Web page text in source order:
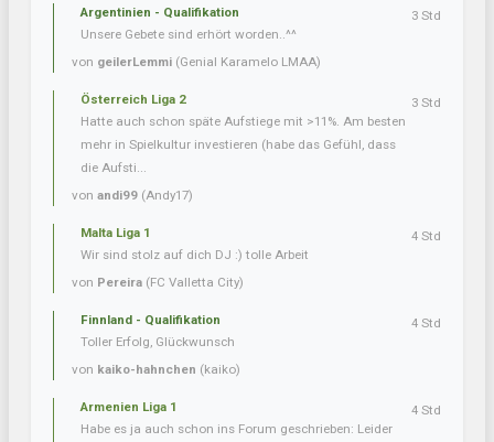
Argentinien - Qualifikation
Unsere Gebete sind erhört worden..^^
von geilerLemmi (Genial Karamelo LMAA)
3 Std
Österreich Liga 2
Hatte auch schon späte Aufstiege mit >11%. Am besten
mehr in Spielkultur investieren (habe das Gefühl, dass
die Aufsti...
von andi99 (Andy17)
3 Std
Malta Liga 1
Wir sind stolz auf dich DJ :) tolle Arbeit
von Pereira (FC Valletta City)
4 Std
Finnland - Qualifikation
Toller Erfolg, Glückwunsch
von kaiko-hahnchen (kaiko)
4 Std
Armenien Liga 1
Habe es ja auch schon ins Forum geschrieben: Leider
4 Std